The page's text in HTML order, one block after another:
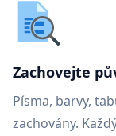
Zachovejte
Písma, barvy,
zachovány.